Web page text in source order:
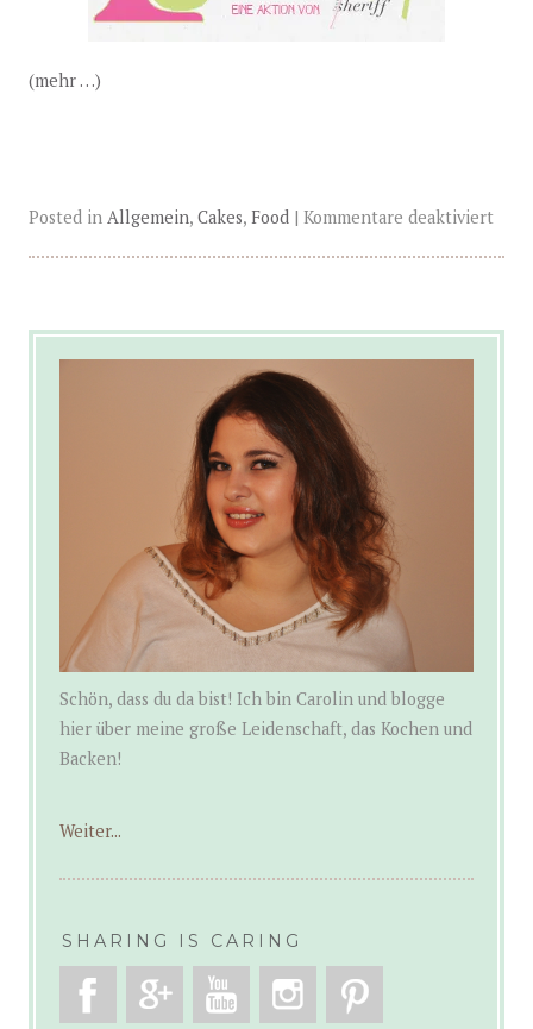
(mehr …)
Posted in Allgemein, Cakes, Food | Kommentare deaktiviert
Schön, dass du da bist! Ich bin Carolin und blogge
hier über meine große Leidenschaft, das Kochen und
Backen!
Weiter...
SHARING IS CARING